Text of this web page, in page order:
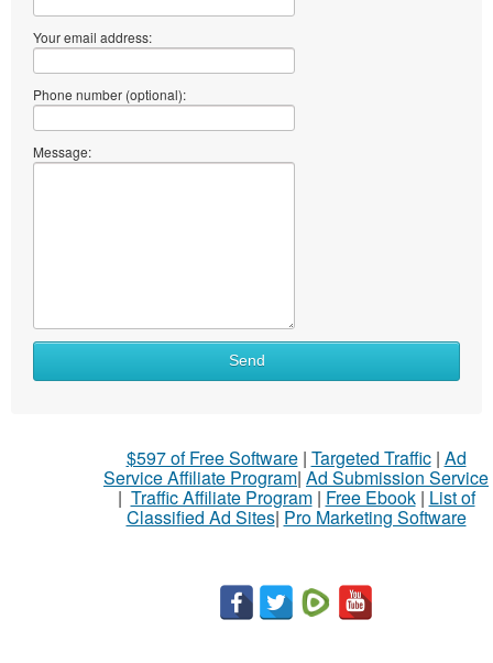
Your email address:
Phone number (optional):
Message:
What
Send
$597 of Free Software| Targeted Traffic| Ad
Service Affiliate Program| Ad Submission Service
| Traffic Affiliate Program| Free Ebook| List of
Classified Ad Sites| Pro Marketing Software